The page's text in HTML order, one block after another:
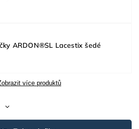
ARDON®SL Lacestix šedé
více produktů